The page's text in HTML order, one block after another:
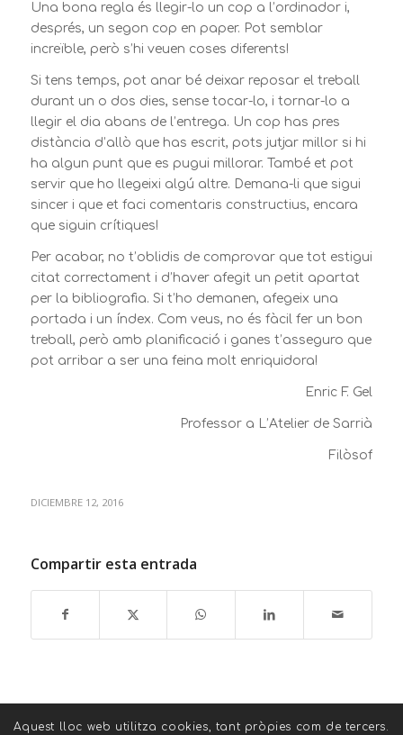
Una bona regla és llegir-lo un cop a l’ordinador i,
després, un segon cop en paper. Pot semblar
increïble, però s’hi veuen coses diferents!
Si tens temps, pot anar bé deixar reposar el treball
durant un o dos dies, sense tocar-lo, i tornar-lo a
llegir el dia abans de l’entrega. Un cop has pres
distància d’allò que has escrit, pots jutjar millor si hi
ha algun punt que es pugui millorar. També et pot
servir que ho llegeixi algú altre. Demana-li que sigui
sincer i que et faci comentaris constructius, encara
que siguin crítiques!
Per acabar, no t’oblidis de comprovar que tot estigui
citat correctament i d’haver afegit un petit apartat
per la bibliografia. Si t’ho demanen, afegeix una
portada i un índex. Com veus, no és fàcil fer un bon
treball, però amb planificació i ganes t’asseguro que
pot arribar a ser una feina molt enriquidora!
Enric F. Gel
Professor a L’Atelier de Sarrià
Filòsof
DICIEMBRE 12, 2016
Compartir esta entrada
Aquest lloc web utilitza cookies, tant pròpies com de tercers.